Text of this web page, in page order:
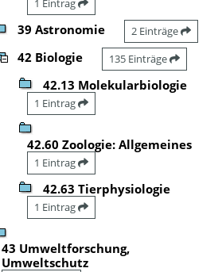
1 Eintrag
39 Astronomie 2 Einträge
42 Biologie 135 Einträge
42.13 Molekularbiologie
1 Eintrag
42.60 Zoologie: Allgemeines
1 Eintrag
42.63 Tierphysiologie
1 Eintrag
43 Umweltforschung,
Umweltschutz